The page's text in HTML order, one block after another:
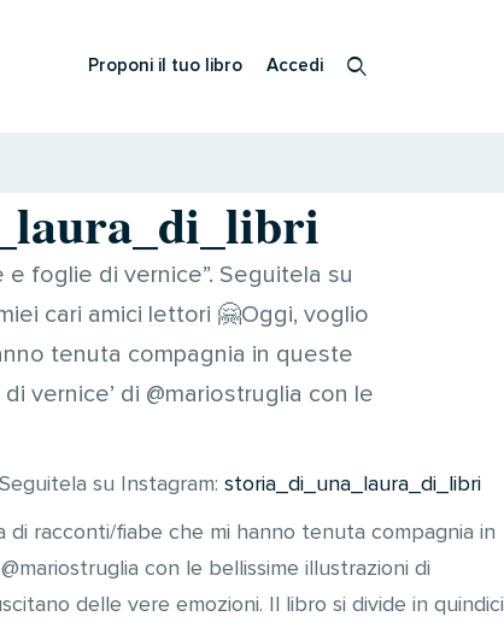
Proponi il tuo libro Accedi
foglie di vernice”. Seguitela su
cari amici lettori 🤗Oggi, voglio
tenuta compagnia in queste
vernice’ di @mariostruglia con le
su Instagram: storia_di_una_laura_di_libri
di racconti/fiabe che mi hanno tenuta compagnia in
con le bellissime illustrazioni di
delle vere emozioni. Il libro si divide in quindici